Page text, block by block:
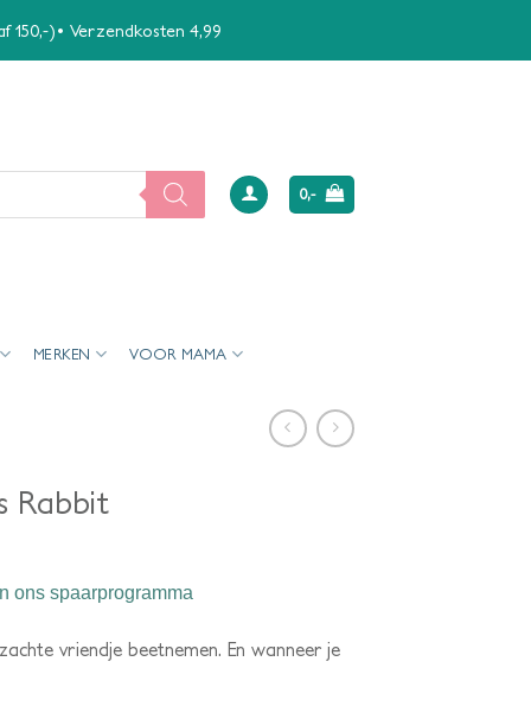
150,-)• Verzendkosten 4,99
0,-
MERKEN VOOR MAMA
Rabbit
ons spaarprogramma
vriendje beetnemen. En wanneer je